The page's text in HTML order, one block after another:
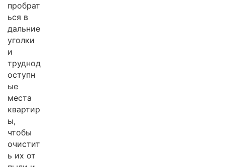
пробрат
ься в
дальние
уголки
и
труднод
оступн
ые
места
квартир
ы,
чтобы
очистит
ь их от